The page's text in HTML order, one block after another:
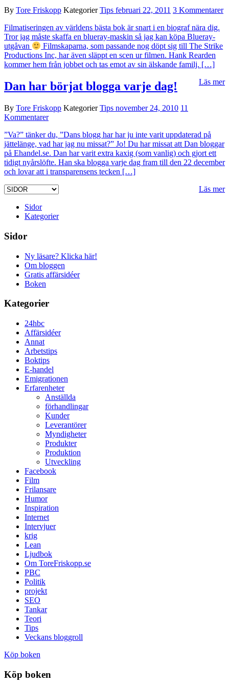
By Tore Friskopp KategorierTips februari 22, 2011 3 Kommentarer
Filmatiseringen av världens bästa bok är snart i en biograf nära dig.
Tror jag måste skaffa en blueray-maskin så jag kan köpa Blueray-
utgåvan
Filmskaparna, som passande nog döpt sig till The Strike
Productions Inc, har även släppt en scen ur filmen. Hank Rearden
kommer hem från jobbet och tas emot av sin älskande familj. […]
Läs mer
Dan har börjat blogga varje dag!
By Tore Friskopp KategorierTips november 24, 2010 11
Kommentarer
”Va?” tänker du, ”Dans blogg har har ju inte varit uppdaterad på
jättelänge, vad har jag nu missat?” Jo! Du har missat att Dan bloggar
på Ehandel.se. Dan har varit extra kaxig (som vanlig) och gjort ett
tidigt nyårslöfte. Han ska blogga varje dag fram till den 22 december
och lovar att i transparensens tecken […]
Läs mer
Sidor
Kategorier
Sidor
Ny läsare? Klicka här!
Om bloggen
Gratis affärsidéer
Boken
Kategorier
24hbc
Affärsidéer
Annat
Arbetstips
Boktips
E-handel
Emigrationen
Erfarenheter
Anställda
förhandlingar
Kunder
Leverantörer
Myndigheter
Produkter
Produktion
Utveckling
Facebook
Film
Frilansare
Humor
Inspiration
Internet
Intervjuer
krig
Lean
Ljudbok
Om ToreFriskopp.se
PBC
Politik
projekt
SEO
Tankar
Teori
Tips
Veckans bloggroll
Köp boken
Köp boken